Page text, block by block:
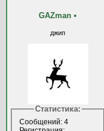
GAZman •
джип
Статистика:
Сообщений: 4